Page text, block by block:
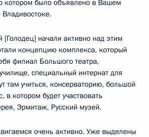
котором было объявлено в Вашем
начали активно над этим
концепцию комплекса, который
филиал Большого театра,
специальный интернат для
там учиться, консерваторию, большой
в котором будет участвовать
Эрмитаж, Русский музей.
очень активно. Уже выделены